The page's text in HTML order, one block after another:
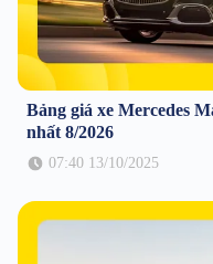
Bảng giá xe Mercedes
nhất 8/2026
07:40 13/10/2025